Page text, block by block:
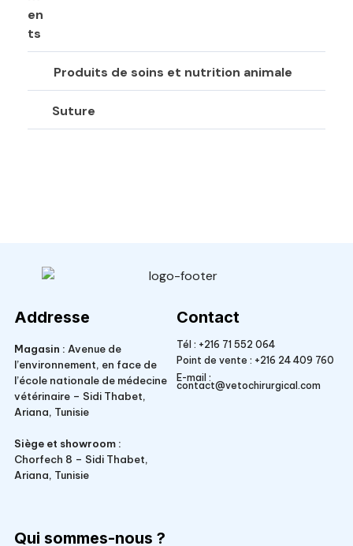
Produits de soins et nutrition animale
Suture
Addresse
Magasin : Avenue de
l’environnement, en face de
l’école nationale de médecine
vétérinaire – Sidi Thabet,
Ariana, Tunisie
Siège et showroom :
Chorfech 8 – Sidi Thabet,
Ariana, Tunisie
Contact
Tél : +216 71 552 064
Point de vente : +216 24 409 760
E-mail :
contact@vetochirurgical.com
Qui sommes-nous ?